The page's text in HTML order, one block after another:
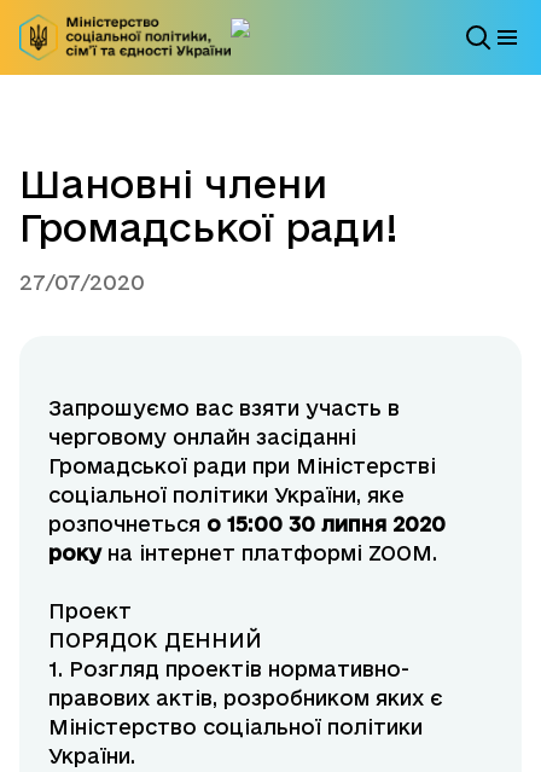
Шановні члени
Громадської ради!
27/07/2020
Запрошуємо вас взяти участь в
черговому онлайн засіданні
Громадської ради при Міністерстві
соціальної політики України, яке
розпочнеться о 15:00 30 липня 2020
рокуна інтернет платформі ZOOM.
Проект
ПОРЯДОК ДЕННИЙ
1. Розгляд проектів нормативно-
правових актів, розробником яких є
Міністерство соціальної політики
України.